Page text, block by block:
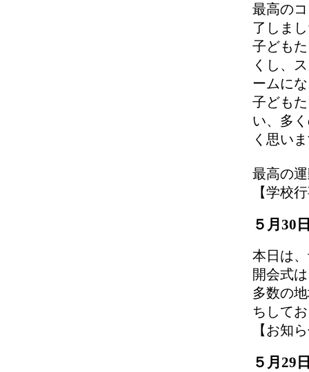
最高の
了しま
子ども
くし、
ームに
子ども
い、多
く思い
最高の
【学校
５月30
本日は
開会式
多数の
ちして
【お知
５月29